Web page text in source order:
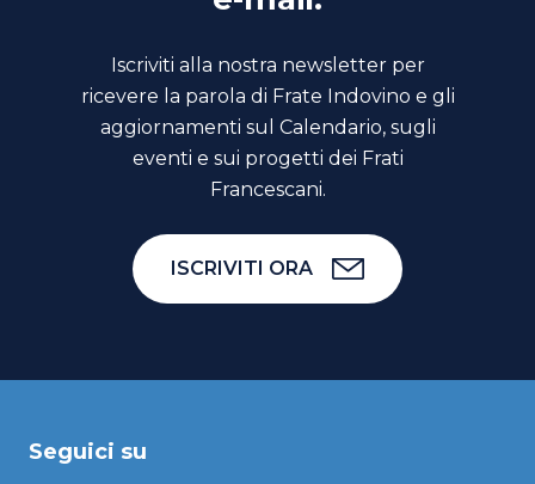
Iscriviti alla nostra newsletter per
ricevere la parola di Frate Indovino e gli
aggiornamenti sul Calendario, sugli
eventi e sui progetti dei Frati
Francescani.
ISCRIVITI ORA
Seguici su